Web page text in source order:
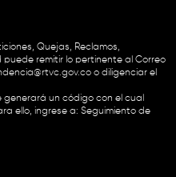
Quejas, Reclamos,
puede remitir lo pertinente al Correo
o diligenciar el
un código con el cual
ello, ingrese a: Seguimiento de